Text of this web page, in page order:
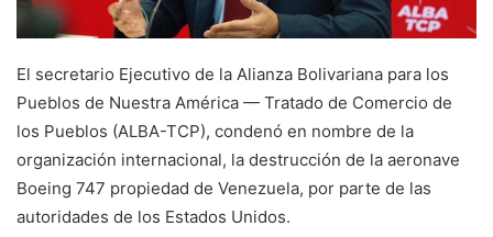
El secretario Ejecutivo de la Alianza Bolivariana para los
Pueblos de Nuestra América — Tratado de Comercio de
los Pueblos (ALBA-TCP), condenó en nombre de la
organización internacional, la destrucción de la aeronave
Boeing 747 propiedad de Venezuela, por parte de las
autoridades de los Estados Unidos.